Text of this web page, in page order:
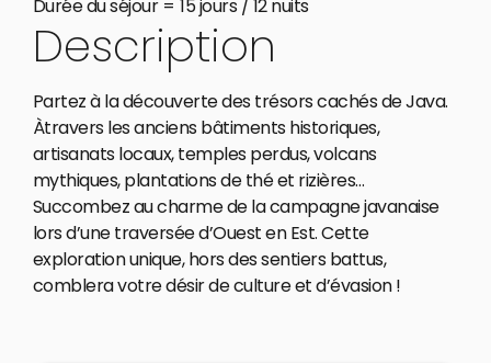
Durée du séjour = 15 jours / 12 nuits
Description
Partez à la découverte des trésors cachés de Java.
Àtravers les anciens bâtiments historiques,
artisanats locaux, temples perdus, volcans
mythiques, plantations de thé et rizières…
Succombez au charme de la campagne javanaise
lors d’une traversée d’Ouest en Est. Cette
exploration unique, hors des sentiers battus,
comblera votre désir de culture et d’évasion !